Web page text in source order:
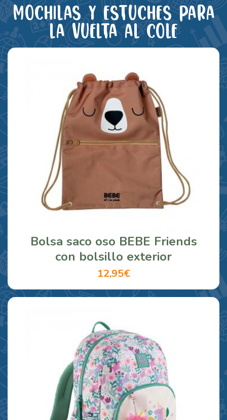
Mochilas y estuches para
la vuelta al cole
Bolsa saco oso BEBE Friends
con bolsillo exterior
12,95€